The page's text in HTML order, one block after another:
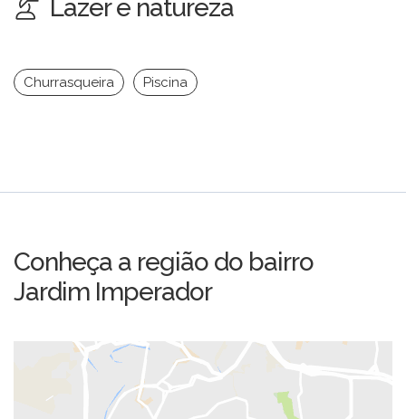
Lazer e natureza
Churrasqueira Piscina
Conheça a região do bairro
Jardim Imperador